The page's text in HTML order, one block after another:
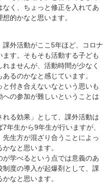
く、ちょっと修正を入れてあ
的かなと思います。
外活動がここ5年ほど、コロナ
す。そもそも活動する子ども
ませんが、活動時間が少なく
るのかなと感じています。
付き合えないなという思いも
の参加が難しいということは
る効果」として、課外活動は
年生から9年生が行いますが、
生方が混ざり合うことによっ
なと思います。
学べるという点では意義のあ
度の導入が起爆剤として、課
なと思います。